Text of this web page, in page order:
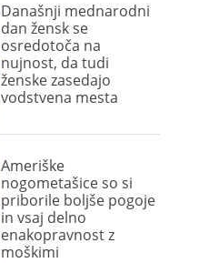
Današnji mednarodni
dan žensk se
osredotoča na
nujnost, da tudi
ženske zasedajo
vodstvena mesta
Ameriške
nogometašice so si
priborile boljše pogoje
in vsaj delno
enakopravnost z
moškimi